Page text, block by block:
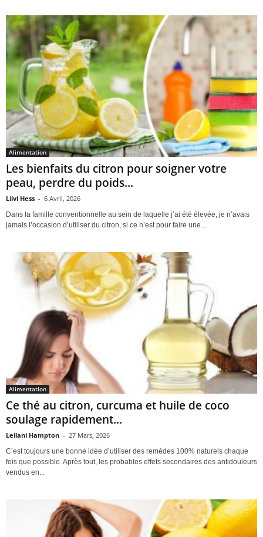
Alimentation
Les bienfaits du citron pour soigner votre
peau, perdre du poids...
Liivi Hess - 6 Avril, 2026
Dans la famille conventionnelle au sein de laquelle j’ai été élevée, je n’avais
jamais l’occasion d’utiliser du citron, si ce n’est pour faire une...
Alimentation
Ce thé au citron, curcuma et huile de coco
soulage rapidement...
Leilani Hampton - 27 Mars, 2026
C’est toujours une bonne idée d’utiliser des remèdes 100% naturels chaque
fois que possible. Après tout, les probables effets secondaires des antidouleurs
vendus en...